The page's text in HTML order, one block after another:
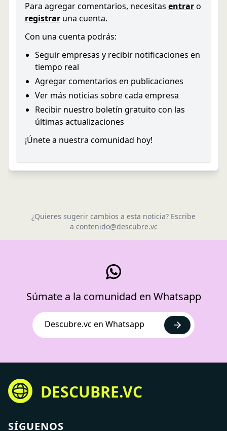
Para agregar comentarios, necesitas entraro
registrar una cuenta.
Con una cuenta podrás:
Seguir empresas y recibir notificaciones en
tiempo real
Agregar comentarios en publicaciones
Ver más noticias sobre cada empresa
Recibir nuestro boletín gratuito con las
últimas actualizaciones
¡Únete a nuestra comunidad hoy!
¿Quieres sugerir cambios a esta noticia? Escribe
a contenido@descubre.vc
Súmate a la comunidad en Whatsapp
Descubre.vc en Whatsapp
DESCUBRE.VC
SÍGUENOS